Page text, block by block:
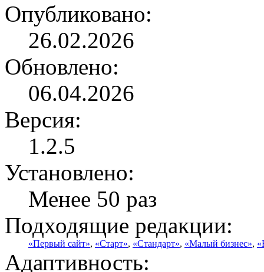
Опубликовано:
26.02.2026
Обновлено:
06.04.2026
Версия:
1.2.5
Установлено:
Менее 50 раз
Подходящие редакции:
«Первый сайт», «Старт», «Стандарт», «Малый бизнес»,
Адаптивность: